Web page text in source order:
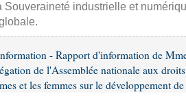
Souveraineté industrielle et
- Rapport d'information de
de l'Assemblée nationale aux
et les femmes sur le développement